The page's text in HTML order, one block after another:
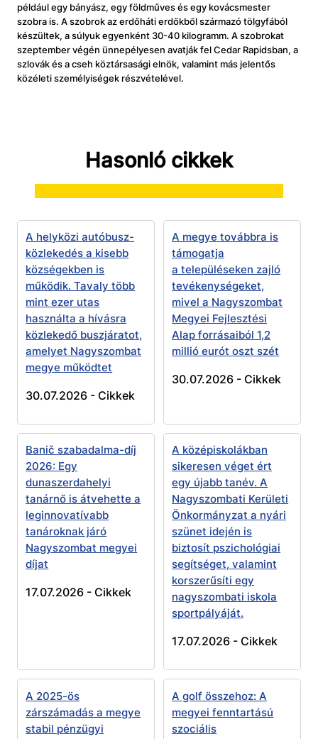
például egy bányász, egy földműves és egy kovácsmester
szobra is. A szobrok az erdőháti erdőkből származó tölgyfából
készültek, a súlyuk egyenként 30-40 kilogramm. A szobrokat
szeptember végén ünnepélyesen avatják fel Cedar Rapidsban, a
szlovák és a cseh köztársasági elnök, valamint más jelentős
közéleti személyiségek részvételével.
Hasonló cikkek
A helyközi autóbusz-
közlekedés a kisebb
községekben is
működik. Tavaly több
mint ezer utas
használta a hívásra
közlekedő buszjáratot,
amelyet Nagyszombat
megye működtet
30.07.2026 - Cikkek
A megye továbbra is
támogatja
a településeken zajló
tevékenységeket,
mivel a Nagyszombat
Megyei Fejlesztési
Alap forrásaiból 1,2
millió eurót oszt szét
30.07.2026 - Cikkek
Banič szabadalma-díj
2026: Egy
dunaszerdahelyi
tanárnő is átvehette a
leginnovatívabb
tanároknak járó
Nagyszombat megyei
díjat
17.07.2026 - Cikkek
A középiskolákban
sikeresen véget ért
egy újabb tanév. A
Nagyszombati Kerületi
Önkormányzat a nyári
szünet idején is
biztosít pszichológiai
segítséget, valamint
korszerűsíti egy
nagyszombati iskola
sportpályáját.
17.07.2026 - Cikkek
A 2025-ös
zárszámadás a megye
stabil pénzügyi
A golf összehoz: A
megyei fenntartású
szociális